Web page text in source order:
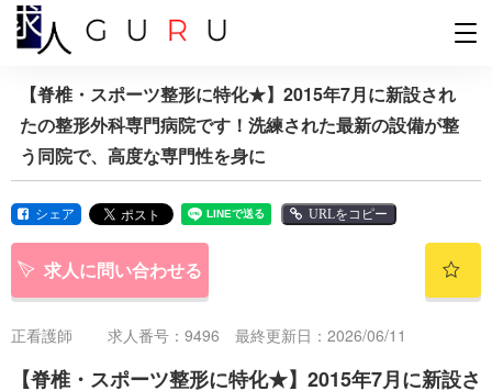
【脊椎・スポーツ整形に特化★】2015年7月に新設され
たの整形外科専門病院です！洗練された最新の設備が整
う同院で、高度な専門性を身に
シェア URLをコピー
求人に問い合わせる
正看護師 求人番号：9496 最終更新日：2026/06/11
【脊椎・スポーツ整形に特化★】2015年7月に新設さ